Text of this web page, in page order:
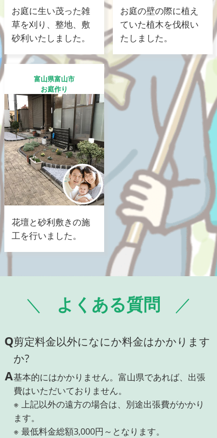
お庭に生い茂った雑
草を刈り、整地、敷
砂利いたしました。
お庭の壁の際に植え
ていた植木を伐根い
たしました。
富山県富山市
お庭作り
花壇と砂利敷きの施
工を行いました。
よくある質問
Q剪定料金以外になにか料金はかかります
か?
A基本的にはかかりません。富山県であれば、出張
費はいただいておりません。
※ 上記以外の遠方の場合は、別途出張費がかかり
ます。
※ 最低料金総額3,000円～となります。